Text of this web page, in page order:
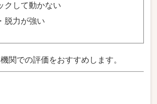
クして動かない
脱力が強い
関での評価をおすすめします。